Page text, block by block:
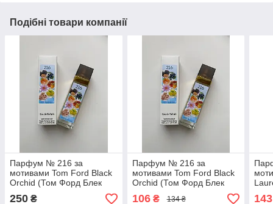
Подібні товари компанії
Парфум № 216 за
мотивами Tom Ford Black
Orchid (Том Форд Блек
Орхід) 40 мл
250 ₴
Парфум № 216 за
мотивами Tom Ford Black
Orchid (Том Форд Блек
Орхід) 40 мл ОПТ
106₴ 134 ₴
Сен
143